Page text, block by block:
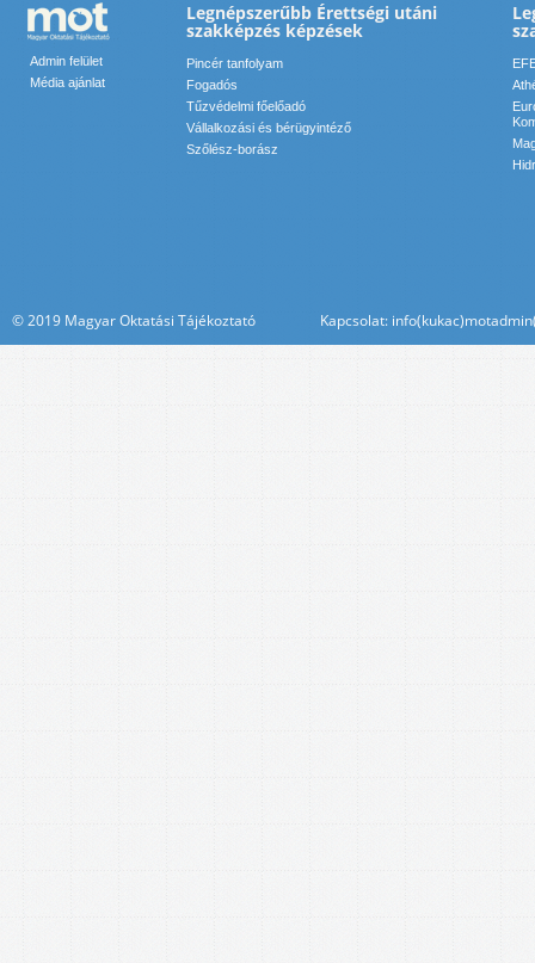
Admin felület
Média ajánlat
Legnépszerűbb Érettségi utáni
szakképzés képzések
Pincér tanfolyam
Fogadós
Tűzvédelmi főelőadó
Vállalkozási és bérügyintéző
Szőlész-borász
© 2019 Magyar Oktatási Tájékoztató Kapcsolat: